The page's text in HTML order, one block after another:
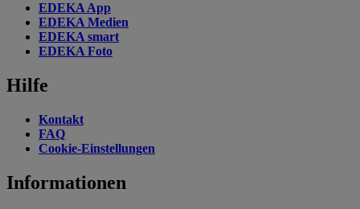
EDEKA App
EDEKA Medien
EDEKA smart
EDEKA Foto
Hilfe
Kontakt
FAQ
Cookie-Einstellungen
Informationen